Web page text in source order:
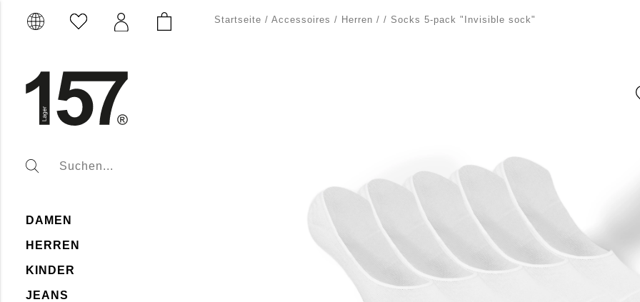
DAMEN
HERREN
KINDER
JEANS
Startseite / Accessoires / Herren / / Socks 5-pack "Invisible sock"